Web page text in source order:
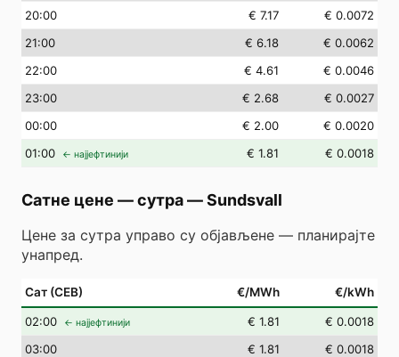
20:00 € 7.17
€ 0.0072
21:00 € 6.18
€ 0.0062
22:00 € 4.61
€ 0.0046
23:00 € 2.68
€ 0.0027
00:00 € 2.00
€ 0.0020
01:00 ← најјефтинији € 1.81 € 0.0018
Сатне цене — сутра—Sundsvall
Цене за сутра управо су објављене — планирајте
унапред.
Сат (СЕВ) €/MWh €/kWh
02:00 ← најјефтинији € 1.81
€ 0.0018
03:00 € 1.81
€ 0.0018